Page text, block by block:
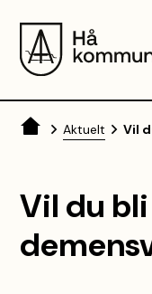
Du er her:Aktuelt Vil
Vil du